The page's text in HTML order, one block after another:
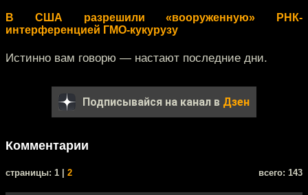
В США разрешили «вооруженную» РНК-
интерференцией ГМО-кукурузу
Истинно вам говорю — настают последние дни.
Подписывайся на канал в Дзен
Комментарии
cтраницы: 1 | 2 всего: 143